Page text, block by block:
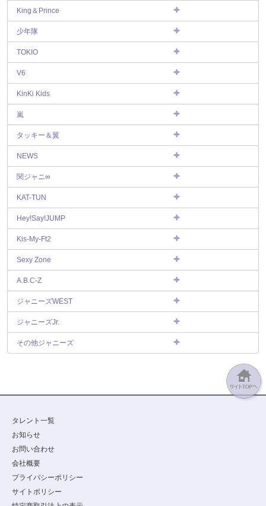
King＆Prince
少年隊
TOKIO
V6
KinKi Kids
嵐
タッキー＆翼
NEWS
関ジャニ∞
KAT-TUN
Hey!Say!JUMP
Kis-My-Ft2
Sexy Zone
A.B.C-Z
ジャニーズWEST
ジャニーズJr.
その他ジャニーズ
タレント一覧
お知らせ
お問い合わせ
会社概要
プライバシーポリシー
サイトポリシー